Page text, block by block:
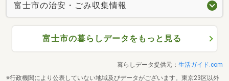
富士市の治安・ごみ収集情報
富士市の暮らしデータをもっと見る
暮らしデータ提供元： 生活ガイド.com
※行政機関により公表していない地域及びデータがございます。東京23区以外